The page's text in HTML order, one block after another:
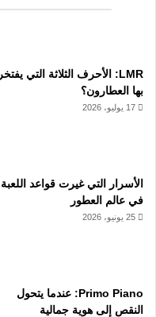
LMR: الأحرف الثلاثة التي يفتخر
بها العطارون؟
17 يوليو، 2026
الأسرار التي غيرت قواعد اللعبة
في عالم العطور
25 يونيو، 2026
Primo Piano: عندما يتحول
النقص إلى هوية جمالية